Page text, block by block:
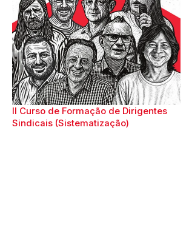
II Curso de Formação de Dirigentes
Sindicais (Sistematização)